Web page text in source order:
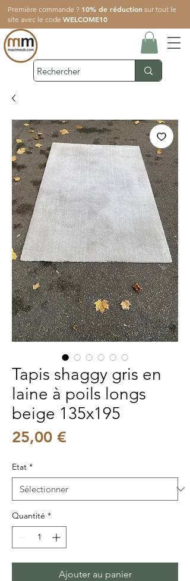
Première commande ? 10% de réduction sur tout le
site avec le code WELCOME10
Tapis shaggy gris en
laine à poils longs
beige 135x195
25,00 €
Etat *
Quantité *
Ajouter au panier